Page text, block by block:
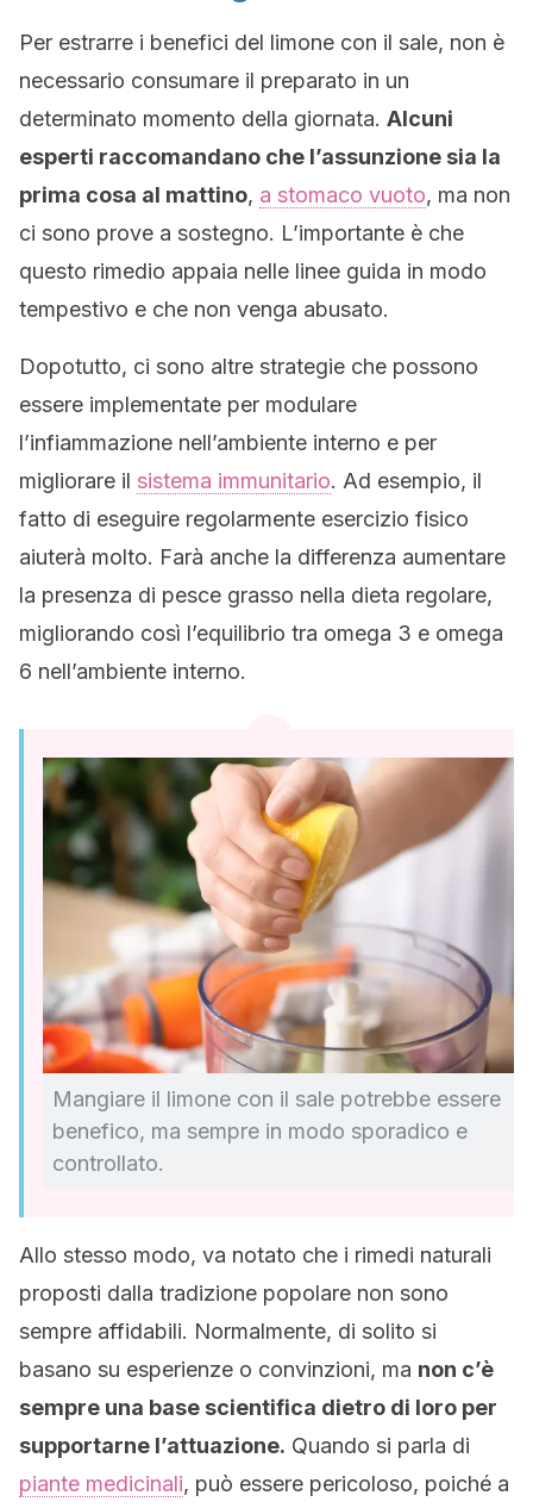
Per estrarre i benefici del limone con il sale, non è
necessario consumare il preparato in un
determinato momento della giornata. Alcuni
esperti raccomandano che l’assunzione sia la
prima cosa al mattino, a stomaco vuoto, ma non
ci sono prove a sostegno. L’importante è che
questo rimedio appaia nelle linee guida in modo
tempestivo e che non venga abusato.
Dopotutto, ci sono altre strategie che possono
essere implementate per modulare
l’infiammazione nell’ambiente interno e per
migliorare il sistema immunitario. Ad esempio, il
fatto di eseguire regolarmente esercizio fisico
aiuterà molto. Farà anche la differenza aumentare
la presenza di pesce grasso nella dieta regolare,
migliorando così l’equilibrio tra omega 3 e omega
6 nell’ambiente interno.
Mangiare il limone con il sale potrebbe essere
benefico, ma sempre in modo sporadico e
controllato.
Allo stesso modo, va notato che i rimedi naturali
proposti dalla tradizione popolare non sono
sempre affidabili. Normalmente, di solito si
basano su esperienze o convinzioni, ma non c’è
sempre una base scientifica dietro di loro per
supportarne l’attuazione. Quando si parla di
piante medicinali, può essere pericoloso, poiché a